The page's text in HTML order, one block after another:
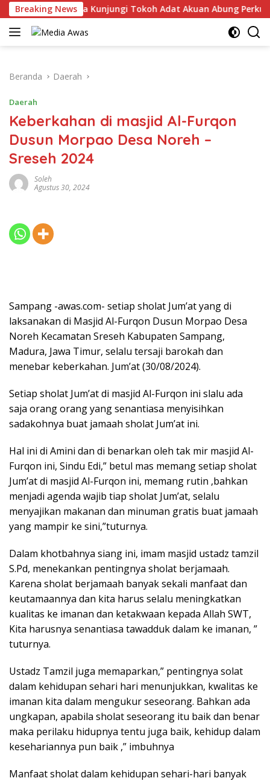
Langsung
ke
konten
Breaking News
Lampung Utara Kunjungi Tokoh Adat Akuan Abung Perkuat
Beranda Daerah
Daerah
Keberkahan di masjid Al-Furqon
Dusun Morpao Desa Noreh –
Sreseh 2024
Soleh
Agustus 30, 2024
Sampang -awas.com- setiap sholat Jum’at yang di
laksanakan di Masjid Al-Furqon Dusun Morpao Desa
Noreh Kecamatan Sreseh Kabupaten Sampang,
Madura, Jawa Timur, selalu tersaji barokah dan
menebar keberkahan. Jum’at (30/08/2024).
Setiap sholat Jum’at di masjid Al-Furqon ini slalu ada
saja orang orang yang senantiasa menyisihkan
sadakohnya buat jamaah sholat Jum’at ini.
Hal ini di Amini dan di benarkan oleh tak mir masjid Al-
Furqon ini, Sindu Edi,” betul mas memang setiap sholat
Jum’at di masjid Al-Furqon ini, memang rutin ,bahkan
menjadi agenda wajib tiap sholat Jum’at, selalu
menyajikan makanan dan minuman gratis buat jamaah
yang mampir ke sini,”tuturnya.
Dalam khotbahnya siang ini, imam masjid ustadz tamzil
S.Pd, menekankan pentingnya sholat berjamaah.
Karena sholat berjamaah banyak sekali manfaat dan
keutamaannya dan kita harus selalu meningkatkan
kualitas ke imanan dan ketakwaan kepada Allah SWT,
Kita harusnya senantiasa tawadduk dalam ke imanan, ”
tuturnya.
Ustadz Tamzil juga memaparkan,” pentingnya solat
dalam kehidupan sehari hari menunjukkan, kwalitas ke
imanan kita dalam mengukur seseorang. Bahkan ada
ungkapan, apabila sholat seseorang itu baik dan benar
maka perilaku hidupnya tentu juga baik, kehidup dalam
kesehariannya pun baik ,” imbuhnya
Manfaat sholat dalam kehidupan sehari-hari banyak